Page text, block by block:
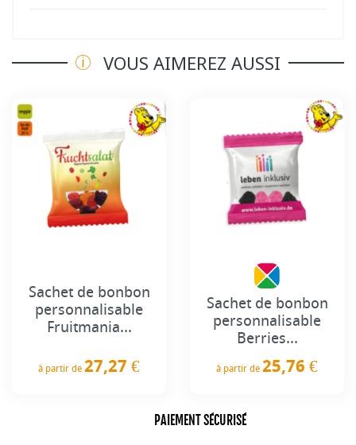
VOUS AIMEREZ AUSSI
Sachet de bonbon
personnalisable
Fruitmania...
à partir de 27,27 €
Sachet de bonbon
personnalisable
Berries...
à partir de 25,76 €
PAIEMENT SÉCURISÉ